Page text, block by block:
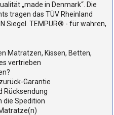
„made in Denmark“. Die
tragen das TÜV Rheinland
Siegel. TEMPUR® - für wahren,
Matratzen, Kissen, Betten,
vertrieben
Garantie
Rücksendung
die Spedition